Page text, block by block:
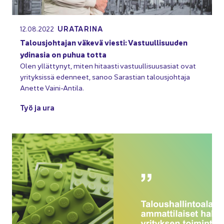
12.08.2022 URA­TA­RI­NA
Ta­lous­joh­ta­jan vä­ke­vä vies­ti: Vas­tuul­li­suu­den
ydin­a­sia on puhua totta
Olen yl­lät­ty­nyt, miten hi­taas­ti vas­tuul­li­suus­asiat ovat
yri­tyk­sis­sä eden­neet, sanoo Sa­ras­tian ta­lous­joh­ta­ja
Anet­te Vaini-​Antila.
Työ ja ura